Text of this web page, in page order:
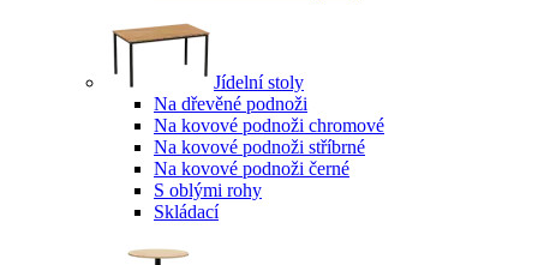
Jídelní stoly
Na dřevěné podnoži
Na kovové podnoži chromové
Na kovové podnoži stříbrné
Na kovové podnoži černé
S oblými rohy
Skládací